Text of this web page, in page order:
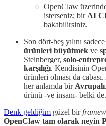
OpenClaw
isterseniz; bir AI
bakabilirsiniz.
Son dört-beş yılını sadece
ürünleri büyütmek ve
Steinberger, solo-
karşılığı. Kendisinin
ürünleri olması da
her anlamda bir Avrupalı
ürünü -ve insanı- belki de.
Denk geldiğim güzel bir
OpenClaw tam olarak neyin